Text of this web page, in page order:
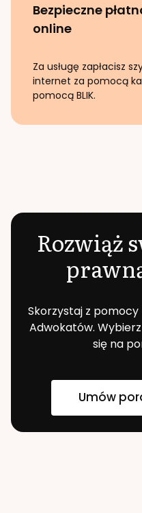
Bezpieczne
online
Za usługę zapłacisz
internet za pomocą
pomocą BLIK.
Rozwiąż
Skorzystaj z
Adwokatów.
się na
Umów